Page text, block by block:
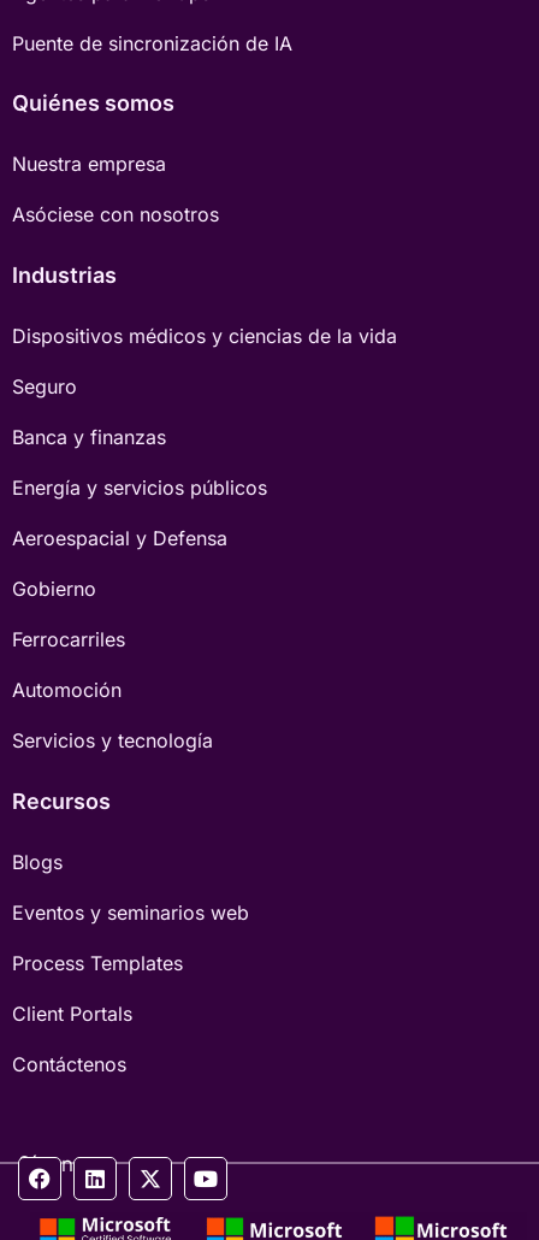
Puente de sincronización de IA
Quiénes somos
Nuestra empresa
Asóciese con nosotros
Industrias
Dispositivos médicos y ciencias de la vida
Seguro
Banca y finanzas
Energía y servicios públicos
Aeroespacial y Defensa
Gobierno
Ferrocarriles
Automoción
Servicios y tecnología
Recursos
Blogs
Eventos y seminarios web
Process Templates
Client Portals
Contáctenos
Síganos